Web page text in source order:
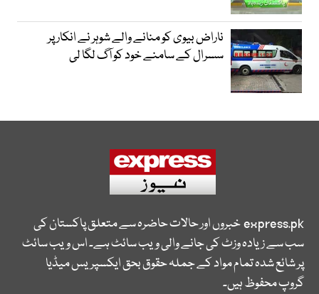
ناراض بیوی کو منانے والے شوہر نے انکار پر
سسرال کے سامنے خود کو آگ لگا لی
express.pkخبروں اور حالات حاضرہ سے متعلق پاکستان کی
سب سے زیادہ وزٹ کی جانے والی ویب سائٹ ہے۔ اس ویب سائٹ
پر شائع شدہ تمام مواد کے جملہ حقوق بحق ایکسپریس میڈیا
گروپ محفوظ ہیں۔